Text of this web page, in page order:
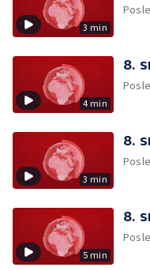
3 min
4 min
8.
3 min
8.
5 min
8.